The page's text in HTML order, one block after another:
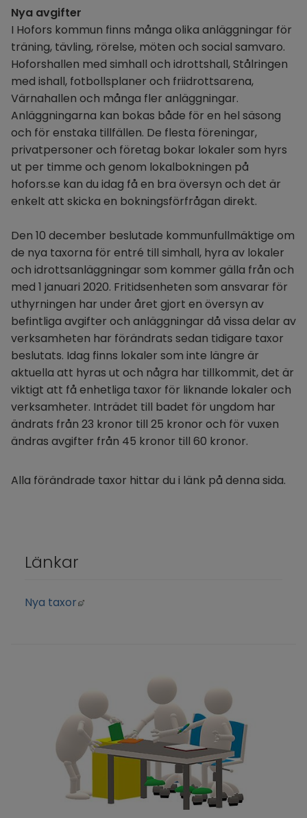
Nya avgifter
I Hofors kommun finns många olika anläggningar för
träning, tävling, rörelse, möten och social samvaro.
Hoforshallen med simhall och idrottshall, Stålringen
med ishall, fotbollsplaner och friidrottsarena,
Värnahallen och många fler anläggningar.
Anläggningarna kan bokas både för en hel säsong
och för enstaka tillfällen. De flesta föreningar,
privatpersoner och företag bokar lokaler som hyrs
ut per timme och genom lokalbokningen på
hofors.se kan du idag få en bra översyn och det är
enkelt att skicka en bokningsförfrågan direkt.
Den 10 december beslutade kommunfullmäktige om
de nya taxorna för entré till simhall, hyra av lokaler
och idrottsanläggningar som kommer gälla från och
med 1 januari 2020. Fritidsenheten som ansvarar för
uthyrningen har under året gjort en översyn av
befintliga avgifter och anläggningar då vissa delar av
verksamheten har förändrats sedan tidigare taxor
beslutats. Idag finns lokaler som inte längre är
aktuella att hyras ut och några har tillkommit, det är
viktigt att få enhetliga taxor för liknande lokaler och
verksamheter. Inträdet till badet för ungdom har
ändrats från 23 kronor till 25 kronor och för vuxen
ändras avgifter från 45 kronor till 60 kronor.
Alla förändrade taxor hittar du i länk på denna sida.
Länkar
Nya taxor Länk till annan webbplats, öppnas i nytt